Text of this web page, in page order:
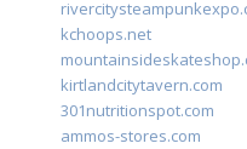
kchoops.net
kirtlandcitytavern.com
301nutritionspot.com
ammos-stores.com